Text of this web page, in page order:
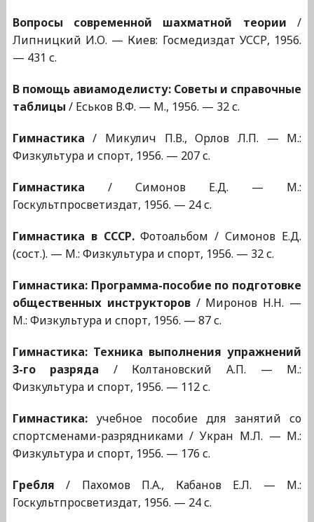
Вопросы современной шахматной теории /
Липницкий И.О. — Киев: Госмедиздат УССР, 1956.
— 431 с.
В помощь авиамоделисту: Советы и справочные
таблицы / Еськов В.Ф. — М., 1956. — 32 с.
Гимнастика / Микулич П.В., Орлов Л.П. — М.:
Физкультура и спорт, 1956. — 207 с.
Гимнастика / Симонов Е.Д. — М.:
Госкультпросветиздат, 1956. — 24 с.
Гимнастика в СССР.Фотоальбом / Симонов Е.Д.
(сост.). — М.: Физкультура и спорт, 1956. — 32 с.
Гимнастика: Программа-пособие по подготовке
общественных инструкторов/ Миронов Н.Н. —
М.: Физкультура и спорт, 1956. — 87 с.
Гимнастика: Техника выполнения упражнений
3-го разряда / Колтановский А.П. — М.:
Физкультура и спорт, 1956. — 112 с.
Гимнастика:учебное пособие для занятий со
спортсменами-разрядниками / Укран М.Л. — М.:
Физкультура и спорт, 1956. — 176 с.
Гребля / Пахомов П.А., Кабанов Е.Л. — М.:
Госкультпросветиздат, 1956. — 24 с.